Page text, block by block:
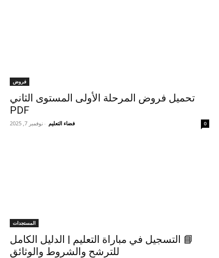
فروض
تحميل فروض المرحلة الأولى المستوى الثاني
PDF
فضاء التعليم - نوفمبر 7, 2025 0
المستجدات
📘 التسجيل في مباراة التعليم | الدليل الكامل
للترشح والشروط والوثائق